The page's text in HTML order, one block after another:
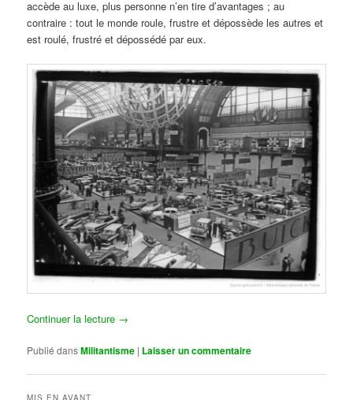
accède au luxe, plus personne n’en tire d’avantages ; au
contraire : tout le monde roule, frustre et dépossède les autres et
est roulé, frustré et dépossédé par eux.
Continuer la lecture →
Publié dansMilitantisme | Laisser un commentaire